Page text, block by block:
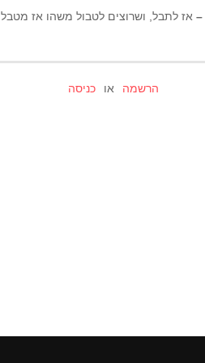
אז לתבל, ושרוצים לטבול משהו אז מטבל
הרשמה או כניסה